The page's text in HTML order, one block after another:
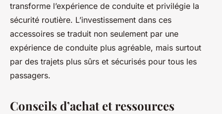
transforme l’expérience de conduite et privilégie la
sécurité routière. L’investissement dans ces
accessoires se traduit non seulement par une
expérience de conduite plus agréable, mais surtout
par des trajets plus sûrs et sécurisés pour tous les
passagers.
Conseils d’achat et ressources